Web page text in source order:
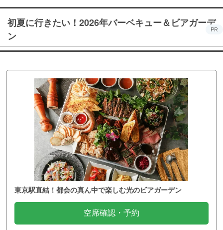
初夏に行きたい！2026年バーベキュー＆ビアガーデ
ン
PR
東京駅直結！都会の真ん中で楽しむ光のビアガーデン
空席確認・予約